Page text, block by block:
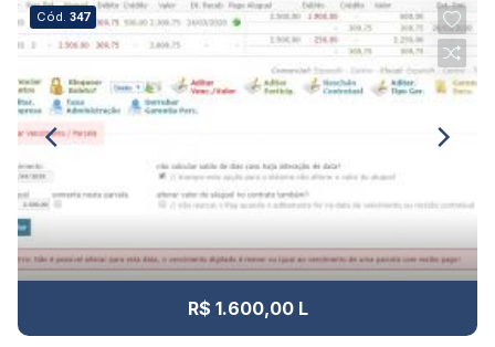
Aug/Wed
13
14
17
12:00
13:00
14:00
Cód.347
R$ 1.600,00 L